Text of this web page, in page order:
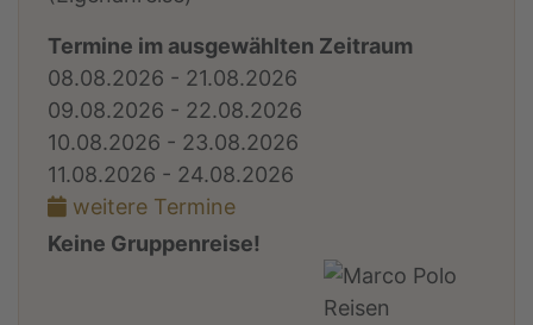
Termine im ausgewählten Zeitraum
08.08.2026 - 21.08.2026
09.08.2026 - 22.08.2026
10.08.2026 - 23.08.2026
11.08.2026 - 24.08.2026
weitere Termine
Keine Gruppenreise!